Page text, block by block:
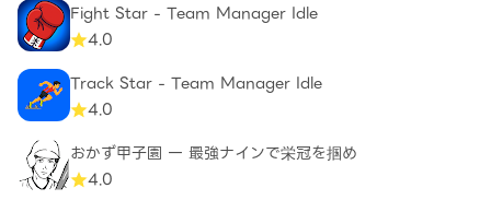
Fight Star - Team Manager Idle
4.0
Track Star - Team Manager Idle
4.0
おかず甲子園 一 最強ナインで栄冠を掴め
4.0